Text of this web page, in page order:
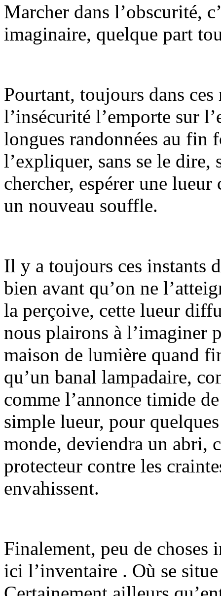
Marcher dans l’obscurité,
imaginaire, quelque part
Pourtant, toujours dans
l’insécurité l’emporte sur
longues randonnées au fin
l’expliquer, sans se le dire,
chercher, espérer une
un nouveau souffle.
Il y a toujours ces instants
bien avant qu’on ne
la perçoive, cette lueur
nous plairons à l’imaginer
maison de lumière quand
qu’un banal lampadaire,
comme l’annonce timide
simple lueur, pour
monde, deviendra un abri,
protecteur contre les
envahissent.
Finalement, peu de choses
ici l’inventaire . Où se